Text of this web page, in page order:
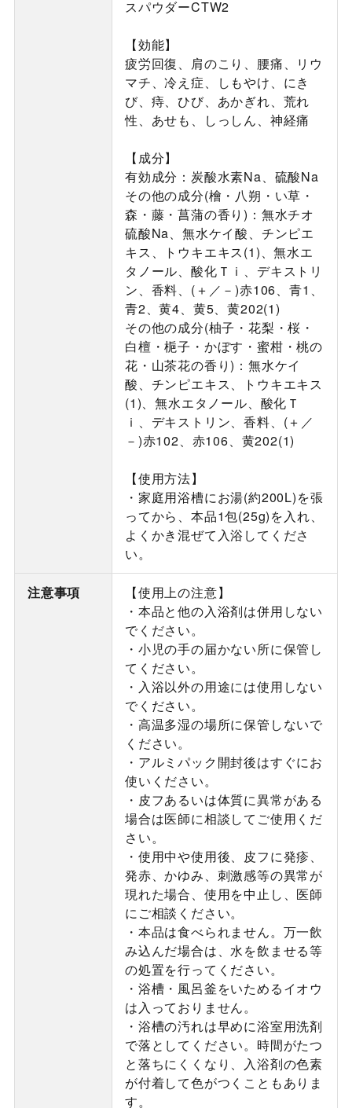
スパウダーCTW2
【効能】
疲労回復、肩のこり、腰痛、リウ
マチ、冷え症、しもやけ、にき
び、痔、ひび、あかぎれ、荒れ
性、あせも、しっしん、神経痛
【成分】
有効成分：炭酸水素Na、硫酸Na
その他の成分(檜・八朔・い草・
森・藤・菖蒲の香り)：無水チオ
硫酸Na、無水ケイ酸、チンピエ
キス、トウキエキス(1)、無水エ
タノール、酸化Ｔｉ、デキストリ
ン、香料、(＋／－)赤106、青1、
青2、黄4、黄5、黄202(1)
その他の成分(柚子・花梨・桜・
白檀・梔子・かぼす・蜜柑・桃の
花・山茶花の香り)：無水ケイ
酸、チンピエキス、トウキエキス
(1)、無水エタノール、酸化Ｔ
ｉ、デキストリン、香料、(＋／
－)赤102、赤106、黄202(1)
【使用方法】
・家庭用浴槽にお湯(約200L)を張
ってから、本品1包(25g)を入れ、
よくかき混ぜて入浴してくださ
い。
注意事項
【使用上の注意】
・本品と他の入浴剤は併用しない
でください。
・小児の手の届かない所に保管し
てください。
・入浴以外の用途には使用しない
でください。
・高温多湿の場所に保管しないで
ください。
・アルミパック開封後はすぐにお
使いください。
・皮フあるいは体質に異常がある
場合は医師に相談してご使用くだ
さい。
・使用中や使用後、皮フに発疹、
発赤、かゆみ、刺激感等の異常が
現れた場合、使用を中止し、医師
にご相談ください。
・本品は食べられません。万一飲
み込んだ場合は、水を飲ませる等
の処置を行ってください。
・浴槽・風呂釜をいためるイオウ
は入っておりません。
・浴槽の汚れは早めに浴室用洗剤
で落としてください。時間がたつ
と落ちにくくなり、入浴剤の色素
が付着して色がつくこともありま
す。